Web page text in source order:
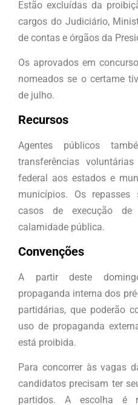
Estão excluídas da
cargos do Judiciário,
de contas e órgãos da
Os aprovados em
nomeados se o certame
de julho.
Recursos
Agentes públicos
transferências
federal aos estados e
municípios. Os
casos de execução de
calamidade pública.
Convenções
A partir deste
propaganda interna dos
partidárias, que poderão
uso de propaganda
está proibida.
Para concorrer às vagas
candidatos precisam ter
partidos. A escolha é